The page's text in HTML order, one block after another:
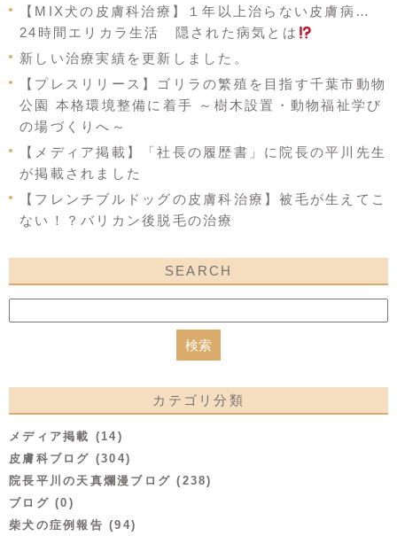
【MIX犬の皮膚科治療】１年以上治らない皮膚病…
24時間エリカラ生活 隠された病気とは
新しい治療実績を更新しました。
【プレスリリース】ゴリラの繁殖を目指す千葉市動物
公園 本格環境整備に着手 ～樹木設置・動物福祉学び
の場づくりへ～
【メディア掲載】「社長の履歴書」に院長の平川先生
が掲載されました
【フレンチブルドッグの皮膚科治療】被毛が生えてこ
ない！？バリカン後脱毛の治療
SEARCH
カテゴリ分類
メディア掲載 (14)
皮膚科ブログ (304)
院長平川の天真爛漫ブログ (238)
ブログ (0)
柴犬の症例報告 (94)